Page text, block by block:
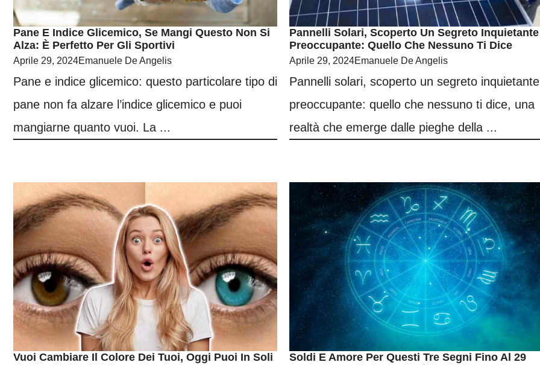
Pane E Indice Glicemico, Se Mangi Questo Non Si
Alza: È Perfetto Per Gli Sportivi
Aprile 29, 2024Emanuele De Angelis
Pane e indice glicemico: questo particolare tipo di
pane non fa alzare l’indice glicemico e puoi
mangiarne quanto vuoi. La ...
Pannelli Solari, Scoperto Un Segreto
Preoccupante: Quello Che Nessuno Ti Dice
Aprile 29, 2024Emanuele De Angelis
Pannelli solari, scoperto un segreto
preoccupante: quello che nessuno ti dice, una
realtà che emerge dalle pieghe della ...
Vuoi Cambiare Il Colore Dei Tuoi, Oggi Puoi In Soli
Soldi E Amore Per Questi Tre Segni Fino Al 29